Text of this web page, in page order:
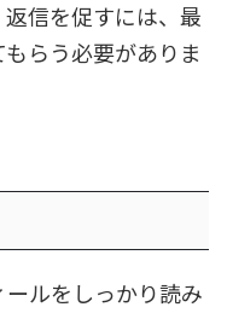
信を促すには、最
らう必要がありま
ルをしっかり読み